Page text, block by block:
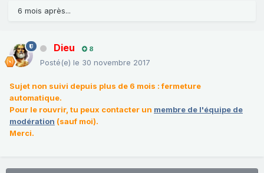
6 mois après...
Dieu 8
Posté(e) le 30 novembre 2017
Sujet non suivi depuis plus de 6 mois : fermeture
automatique.
Pour le rouvrir, tu peux contacter un membre de l'équipe de
modération (sauf moi).
Merci.